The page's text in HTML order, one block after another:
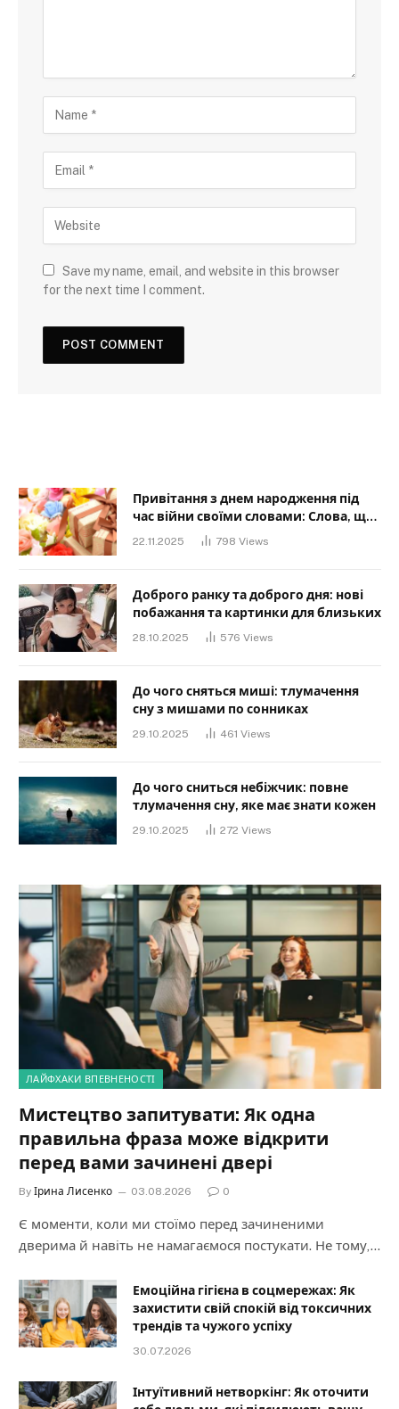
Save my name, email, and website in this browser
for the next time I comment.
Привітання з днем народження під
час війни своїми словами: Слова, що
дарують надію та силу
22.11.2025 798 Views
Доброго ранку та доброго дня: нові
побажання та картинки для близьких
28.10.2025 576 Views
До чого сняться миші: тлумачення
сну з мишами по сонниках
29.10.2025 461 Views
До чого сниться небіжчик: повне
тлумачення сну, яке має знати кожен
29.10.2025 272 Views
ЛАЙФХАКИ ВПЕВНЕНОСТІ
Мистецтво запитувати: Як одна
правильна фраза може відкрити
перед вами зачинені двері
By Ірина Лисенко 03.08.2026 0
Є моменти, коли ми стоїмо перед зачиненими
дверима й навіть не намагаємося постукати. Не тому,…
Емоційна гігієна в соцмережах: Як
захистити свій спокій від токсичних
трендів та чужого успіху
30.07.2026
Інтуїтивний нетворкінг: Як оточити